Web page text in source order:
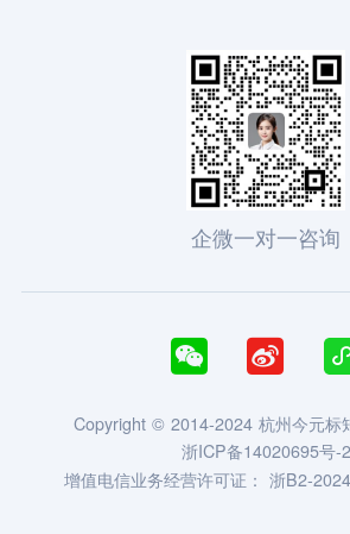
企微一对一咨询
 
Copyright © 2014-2024 杭州今元标
浙ICP备14020695号-2
增值电信业务经营许可证： 浙B2-